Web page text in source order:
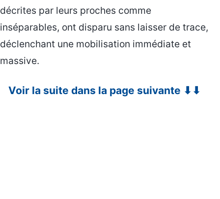
décrites par leurs proches comme
inséparables, ont disparu sans laisser de trace,
déclenchant une mobilisation immédiate et
massive.
Voir la suite dans la page suivante ⬇⬇